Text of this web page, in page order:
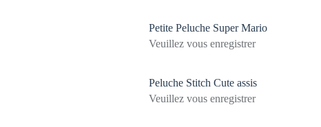
Petite Peluche Super Mario
Veuillez vous enregistrer
Peluche Stitch Cute assis
Veuillez vous enregistrer